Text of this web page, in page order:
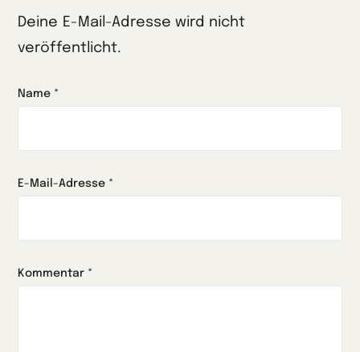
Deine E-Mail-Adresse wird nicht
veröffentlicht.
Name *
E-Mail-Adresse *
Kommentar *